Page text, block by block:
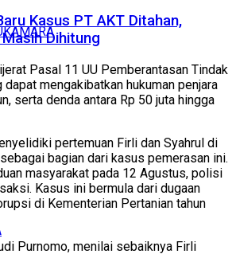
Kasus PT AKT Ditahan,
Dihitung
Pasal 11 UU Pemberantasan Tindak
dapat mengakibatkan hukuman penjara
serta denda antara Rp 50 juta hingga
pertemuan Firli dan Syahrul di
bagian dari kasus pemerasan ini.
masyarakat pada 12 Agustus, polisi
Kasus ini bermula dari dugaan
di Kementerian Pertanian tahun
Purnomo, menilai sebaiknya Firli